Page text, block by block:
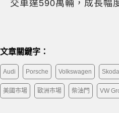
交車達590萬輛，成長幅
文章關鍵字：
Audi Porsche Volkswagen Skoda
美國市場 歐洲市場 柴油門 VW